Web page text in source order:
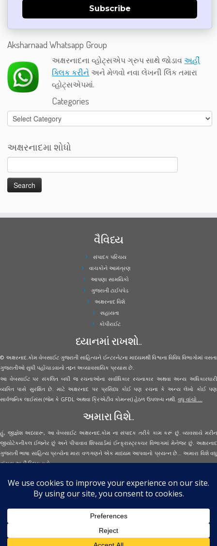
Subscribe
Aksharnaad Whatsapp Group
અક્ષરનાદના વ્હોટ્સએપ ગ્રુપ સાથે જોડાવઅહીં
ક્લિક કરીને અને મેળવો નવા લેખની લિંક તમારા
વ્હોટ્સએપમાં.
Categories
Categories
અક્ષરનાદમા શોધો
વૈવિધ્ય
સંપાદક પરિચય
વાચકોને આમંત્રણ
આપણા સામયિકો
ગુજરાતી ટાઈપપેડ
અક્ષરનાદ વિશે
સહાયતા
કોપીરાઈટ
ધ્યાનમાં રાખશો..
© અક્ષરનાદ.કોમ વેબસાઈટ ગુજરાતી સાહિત્યને ઈન્ટરનેટના માધ્યમથી વિશ્વના વિવિધ વિભાગોમાં વસતા
ગુજરાતીઓ સુધી પહોંચાડવાનો તદ્દન અવ્યાવસાયિક પ્રયાસ છે.
આ વેબસાઈટ પર સંકલિત બધી જ રચનાઓના સર્વાધિકાર રચનાકાર અથવા અન્ય અધિકારધારી
વ્યક્તિ પાસે સુરક્ષિત છે. માટે અક્ષરનાદ પર પ્રસિધ્ધ કોઈ પણ રચના કે અન્ય લેખો કોઈ પણ
સાર્વજનિક લાઈસંસ (જેમ કે GFDL અથવા ક્રિએટીવ કોમન્સ) હેઠળ ઉપલબ્ધ નથી. વધુ વાંચો ...
અમારા વિશે..
હું, જીજ્ઞેશ અધ્યારૂ, આ વેબસાઈટ અક્ષરનાદ.કોમ ના સંપાદક તરીકે કામ કરૂં છું. વ્યવસાયે મરીન
જીયોટેકનીકલ ઈજનેર છું અને પીપાવાવ શિપયાર્ડમાં ઈન્ફ્રાસ્ટ્રક્ચર વિભાગમાં મેનેજર છું. અક્ષરનાદ
ગુજરાતી ભાષા સાહિત્ય પ્રત્યેના મારા વળગણને એક માધ્યમ આપવાનો પ્રયત્ન છે... અમારા વિશે વધુ
વાંચવાઅહીં ક્લિક કરો...
Secured Site Assurance
Aksharnaad.com
By Jignesh Adhyaru ·
· All Rights Reserved ·